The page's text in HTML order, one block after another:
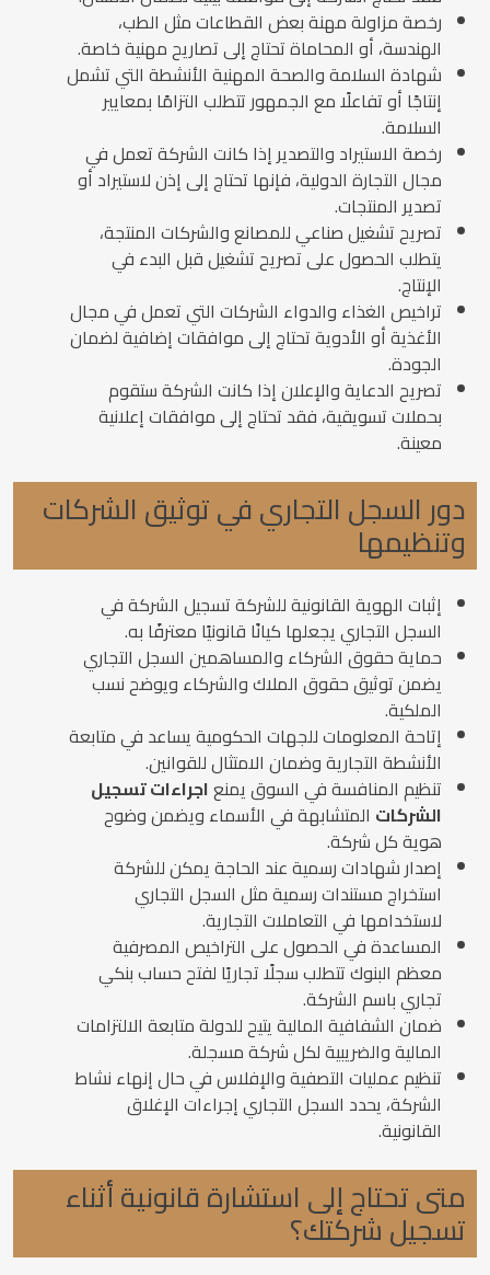
رخصة مزاولة مهنة بعض القطاعات مثل الطب،
الهندسة، أو المحاماة تحتاج إلى تصاريح مهنية خاصة.
شهادة السلامة والصحة المهنية الأنشطة التي تشمل
إنتاجًا أو تفاعلًا مع الجمهور تتطلب التزامًا بمعايير
السلامة.
رخصة الاستيراد والتصدير إذا كانت الشركة تعمل في
مجال التجارة الدولية، فإنها تحتاج إلى إذن لاستيراد أو
تصدير المنتجات.
تصريح تشغيل صناعي للمصانع والشركات المنتجة،
يتطلب الحصول على تصريح تشغيل قبل البدء في
الإنتاج.
تراخيص الغذاء والدواء الشركات التي تعمل في مجال
الأغذية أو الأدوية تحتاج إلى موافقات إضافية لضمان
الجودة.
تصريح الدعاية والإعلان إذا كانت الشركة ستقوم
بحملات تسويقية، فقد تحتاج إلى موافقات إعلانية
معينة.
دور السجل التجاري في توثيق الشركات
وتنظيمها
إثبات الهوية القانونية للشركة تسجيل الشركة في
السجل التجاري يجعلها كيانًا قانونيًا معترفًا به.
حماية حقوق الشركاء والمساهمين السجل التجاري
يضمن توثيق حقوق الملاك والشركاء ويوضح نسب
الملكية.
إتاحة المعلومات للجهات الحكومية يساعد في متابعة
الأنشطة التجارية وضمان الامتثال للقوانين.
تنظيم المنافسة في السوق يمنعاجراءات تسجيل
الشركات المتشابهة في الأسماء ويضمن وضوح
هوية كل شركة.
إصدار شهادات رسمية عند الحاجة يمكن للشركة
استخراج مستندات رسمية مثل السجل التجاري
لاستخدامها في التعاملات التجارية.
المساعدة في الحصول على التراخيص المصرفية
معظم البنوك تتطلب سجلًا تجاريًا لفتح حساب بنكي
تجاري باسم الشركة.
ضمان الشفافية المالية يتيح للدولة متابعة الالتزامات
المالية والضريبية لكل شركة مسجلة.
تنظيم عمليات التصفية والإفلاس في حال إنهاء نشاط
الشركة، يحدد السجل التجاري إجراءات الإغلاق
القانونية.
متى تحتاج إلى استشارة قانونية أثناء
تسجيل شركتك؟